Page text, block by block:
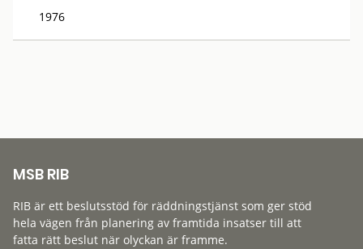
1976
MSB RIB
RIB är ett beslutsstöd för räddningstjänst som ger stöd
hela vägen från planering av framtida insatser till att
fatta rätt beslut när olyckan är framme.